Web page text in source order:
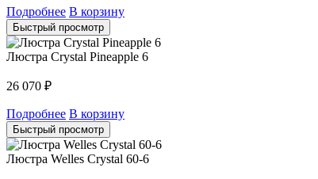
Подробнее В корзину
Быстрый просмотр
Люстра Crystal Pineapple 6
26 070 ₽
Подробнее В корзину
Быстрый просмотр
Люстра Welles Crystal 60-6